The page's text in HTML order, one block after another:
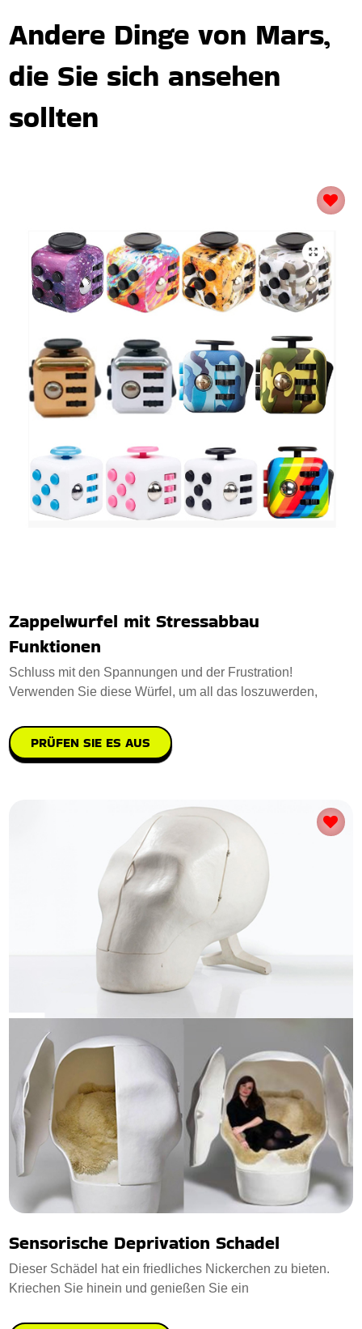
Andere Dinge von Mars,
die Sie sich ansehen
sollten
Zappelwurfel mit Stressabbau
Funktionen
Schluss mit den Spannungen und der Frustration!
Verwenden Sie diese Würfel, um all das loszuwerden,
PRÜFEN SIE ES AUS
Sensorische Deprivation Schadel
Dieser Schädel hat ein friedliches Nickerchen zu bieten.
Kriechen Sie hinein und genießen Sie ein